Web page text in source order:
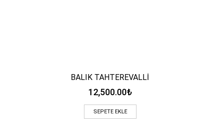
BALIK TAHTEREVALLİ
12,500.00₺
SEPETE EKLE